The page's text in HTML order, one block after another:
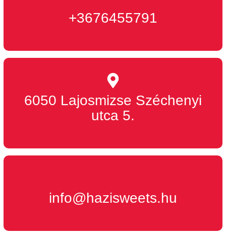
+3676455791
6050 Lajosmizse Széchenyi
utca 5.
info@hazisweets.hu